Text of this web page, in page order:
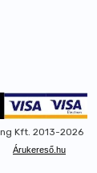
Kft. 2013-2026
Árukereső.hu